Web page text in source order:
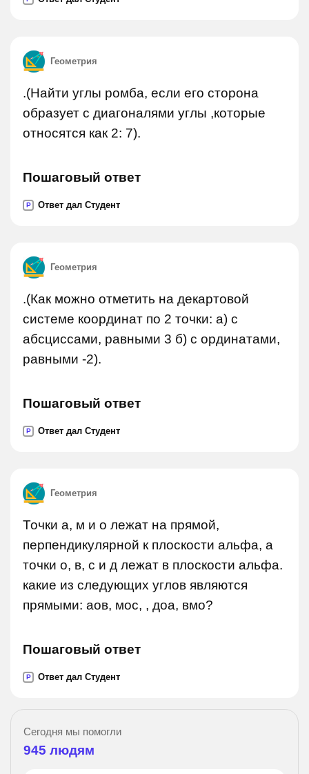
Геометрия
.(Найти углы ромба, если его сторона
образует с диагоналями углы ,которые
относятся как 2: 7).
Пошаговый ответ
P Ответ дал Студент
Геометрия
.(Как можно отметить на декартовой
системе координат по 2 точки: а) с
абсциссами, равными 3 б) с ординатами,
равными -2).
Пошаговый ответ
P Ответ дал Студент
Геометрия
Точки а, м и о лежат на прямой,
перпендикулярной к плоскости альфа, а
точки о, в, с и д лежат в плоскости альфа.
какие из следующих углов являются
прямыми: аов, мос, , доа, вмо?
Пошаговый ответ
P Ответ дал Студент
Сегодня мы помогли
945 людям